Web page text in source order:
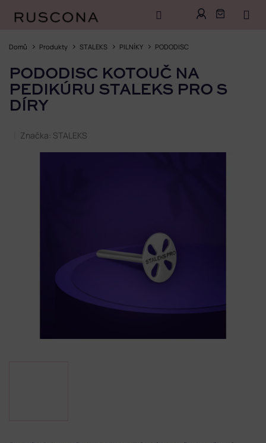
Domů Produkty STALEKS PILNÍKY PODODISC
PODODISC KOTOUČ NA
PEDIKÚRU STALEKS PRO S
DÍRY
Značka: STALEKS